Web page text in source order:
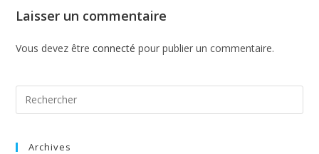
Laisser un commentaire
Vous devez êtreconnecté pour publier un commentaire.
Archives